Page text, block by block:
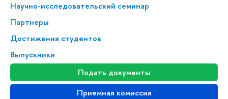
Научно-исследовательский семинар
Партнеры
Достижения студентов
Выпускники
Подать документы
Приемная комиссия